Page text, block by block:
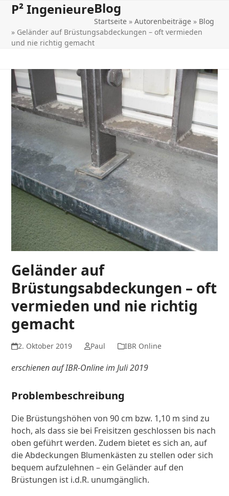
Skip
content
P² Ingenieure
Open
menu
Close
menu
Blog
Startseite »Autorenbeiträge » Blog
» Geländer auf Brüstungsabdeckungen – oft vermieden
und nie richtig gemacht
Geländer auf
Brüstungsabdeckungen – oft
vermieden und nie richtig
gemacht
2. Oktober 2019 Paul IBR Online
erschienen auf IBR-Online im Juli 2019
Problembeschreibung
Die Brüstungshöhen von 90 cm bzw. 1,10 m sind zu
hoch, als dass sie bei Freisitzen geschlossen bis nach
oben geführt werden. Zudem bietet es sich an, auf
die Abdeckungen Blumenkästen zu stellen oder sich
bequem aufzulehnen – ein Geländer auf den
Brüstungen ist i.d.R. unumgänglich.